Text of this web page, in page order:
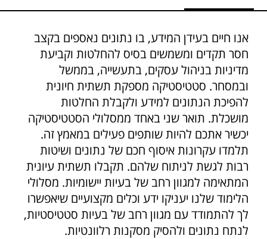
אנו חיים בעידן המידע, בו נתונים נאספים בקצב
חסר תקדים ומשמשים בסיס להחלטות וקביעת
מדיניות בניהול עסקים, בתעשייה, בממשל
ובמסחר. סטטיסטיקה מספקת תשתית חיונית
להפיכת הנתונים למידע ולקבלת החלטות
מושכלת. תואר שני באחד ממסלולי הסטטיסטיקה
יכשיר אתכם להיות שותפים פעילים במאמץ זה.
תלמדו עקרונות איסוף חכם של נתונים ושיטות
רבות לגשת לניתוח שלהם. תקבלו תשתית עיונית
המתאימה למגוון רחב של בעיות יישומיות. מסלולי
הלימוד שלנו יעניקו ידע וכלים מקצועיים שיאפשרו
לך להתמודד עם מגוון רחב של בעיות סטטיסטיות,
לנתח נתונים ולהסיק מסקנות רלוונטיות.